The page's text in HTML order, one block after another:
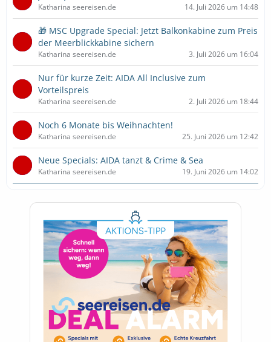
Katharina seereisen.de 14. Juli 2026 um 14:48
🎁 MSC Upgrade Special: Jetzt Balkonkabine zum Preis
der Meerblickkabine sichern
Katharina seereisen.de 3. Juli 2026 um 16:04
Nur für kurze Zeit: AIDA All Inclusive zum
Vorteilspreis
Katharina seereisen.de 2. Juli 2026 um 18:44
Noch 6 Monate bis Weihnachten!
Katharina seereisen.de 25. Juni 2026 um 12:42
Neue Specials: AIDA tanzt & Crime & Sea
Katharina seereisen.de 19. Juni 2026 um 14:02